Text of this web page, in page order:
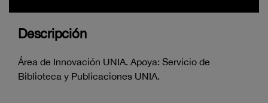
Descripción
Área de Innovación UNIA. Apoya: Servicio de
Biblioteca y Publicaciones UNIA.